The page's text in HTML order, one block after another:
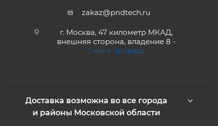
zakaz@pndtech.ru
г. Москва, 47 километр МКАД,
внешняя сторона, владение 8 -
Схема проезда
Доставка возможна во все города
и районы Московской области